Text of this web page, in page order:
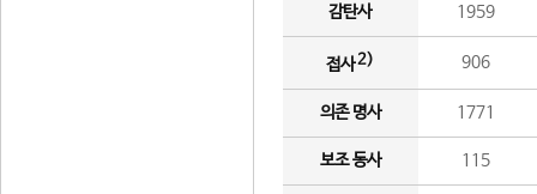
감탄사 1959
접사2) 906
의존 명사 1771
보조 동사 115